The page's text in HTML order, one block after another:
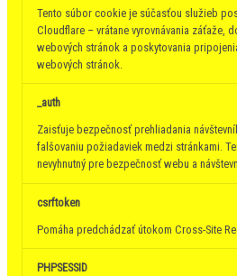
Tento súbor cookie je súčasťou služieb
Cloudflare – vrátane vyrovnávania záťaže,
webových stránok a poskytovania
webových stránok.
_auth
Zaisťuje bezpečnosť prehliadania
falšovaniu požiadaviek medzi stránkami.
nevyhnutný pre bezpečnosť webu a
csrftoken
Pomáha predchádzať útokom Cross-Site
PHPSESSID